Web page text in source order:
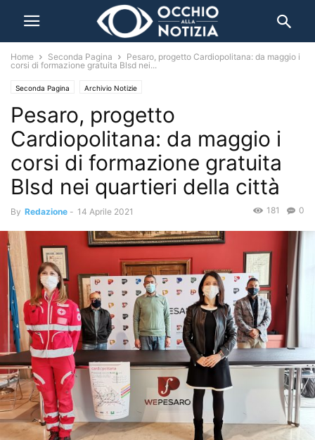
Home Seconda Pagina
Pesaro, progetto Cardiopolitana: da maggio i
corsi di formazione gratuita Blsd nei...
Seconda Pagina Archivio Notizie
Pesaro, progetto
Cardiopolitana: da maggio i
corsi di formazione gratuita
Blsd nei quartieri della città
By Redazione - 14 Aprile 2021 0
181